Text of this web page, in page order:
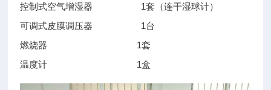
控制式空气增湿器 1套（连干湿球计）
可调式皮膜调压器 1台
燃烧器 1套
温度计 1盒